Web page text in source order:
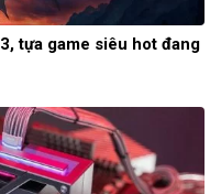
tựa game siêu hot đang